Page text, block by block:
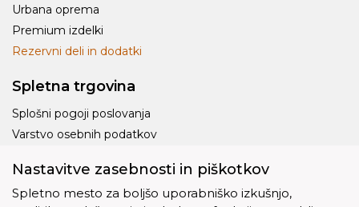
Urbana oprema
Premium izdelki
Rezervni deli in dodatki
Spletna trgovina
Splošni pogoji poslovanja
Varstvo osebnih podatkov
Piškotki
Nastavitve zasebnosti in piškotkov
Spletno mesto za boljšo uporabniško izkušnjo,